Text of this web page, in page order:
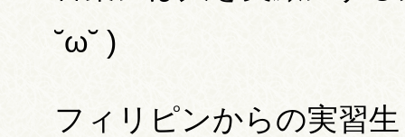
˘ω˘ )
フィリピンからの実習